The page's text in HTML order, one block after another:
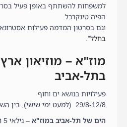
למשפחות להשתתף באופן פעיל
הפיה טינקרבל.
וגם בסרטון המדמה פעילות
בחלל".
מוז"א – מוזיאון
בתל-אביב
פעילויות בנושא ים וחוף
29/8-12/8 (למעט ימי שישי), בין השעות: 14:30-10:00
הים של תל-אביב במוז"א– גילאי 5 ומעלה